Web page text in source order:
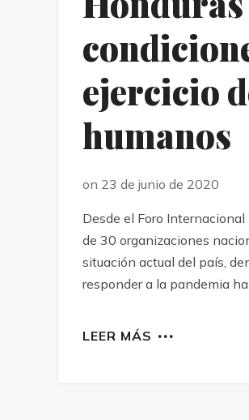
ejercicio
humanos
on 23 de junio de 2020
Desde el Foro
de 30 organizaciones
situación actual del país,
responder a la pandemia
LEER MÁS